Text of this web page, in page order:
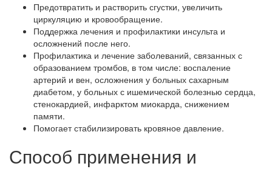
Предотвратить и растворить сгустки, увеличить
циркуляцию и кровообращение.
Поддержка лечения и профилактики инсульта и
осложнений после него.
Профилактика и лечение заболеваний, связанных с
образованием тромбов, в том числе: воспаление
артерий и вен, осложнения у больных сахарным
диабетом, у больных с ишемической болезнью сердца,
стенокардией, инфарктом миокарда, снижением
памяти.
Помогает стабилизировать кровяное давление.
Способ применения и